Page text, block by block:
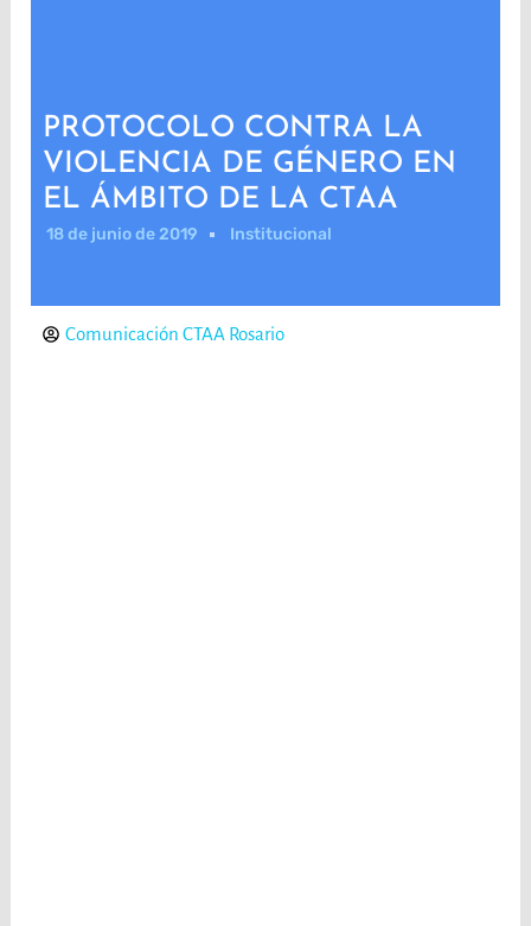
PROTOCOLO CONTRA LA
VIOLENCIA DE GÉNERO EN
EL ÁMBITO DE LA CTAA
18 de junio de 2019 Institucional
Comunicación CTAA Rosario